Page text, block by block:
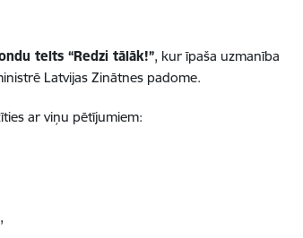
telts “Redzi tālāk!”, kur īpaša uzmanība
Latvijas Zinātnes padome.
ar viņu pētījumiem: